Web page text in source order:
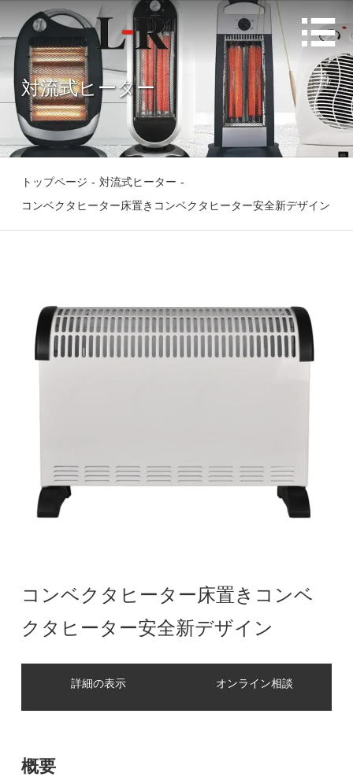

対流式ヒーター
トップページ - 対流式ヒーター -
コンベクタヒーター床置きコンベクタヒーター安全新デザイン
コンベクタヒーター床置きコンベ
クタヒーター安全新デザイン
詳細の表示 オンライン相談
概要